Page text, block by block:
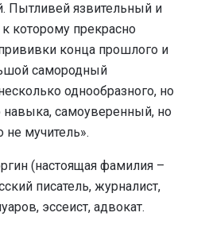
Пытливей язвительный и
которому прекрасно
конца прошлого и
самородный
однообразного, но
самоуверенный, но
не мучитель».
(настоящая фамилия –
писатель, журналист,
эссеист, адвокат.